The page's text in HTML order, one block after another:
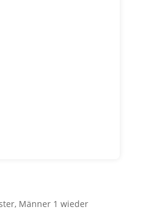
Männer 1 wieder